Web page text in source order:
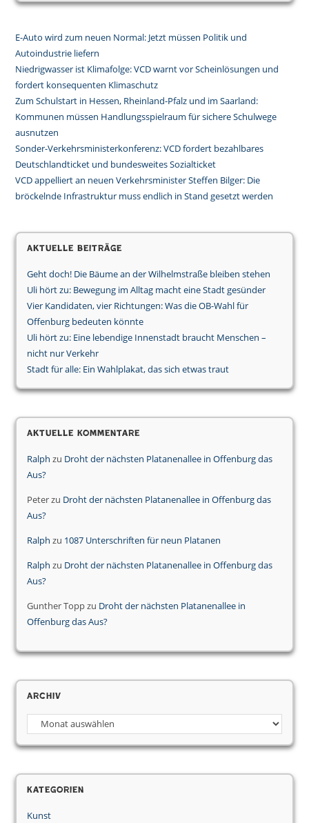
E-Auto wird zum neuen Normal: Jetzt müssen Politik und
Autoindustrie liefern
Niedrigwasser ist Klimafolge: VCD warnt vor Scheinlösungen und
fordert konsequenten Klimaschutz
Zum Schulstart in Hessen, Rheinland-Pfalz und im Saarland:
Kommunen müssen Handlungsspielraum für sichere Schulwege
ausnutzen
Sonder-Verkehrsministerkonferenz: VCD fordert bezahlbares
Deutschlandticket und bundesweites Sozialticket
VCD appelliert an neuen Verkehrsminister Steffen Bilger: Die
bröckelnde Infrastruktur muss endlich in Stand gesetzt werden
Aktuelle Beiträge
Geht doch! Die Bäume an der Wilhelmstraße bleiben stehen
Uli hört zu: Bewegung im Alltag macht eine Stadt gesünder
Vier Kandidaten, vier Richtungen: Was die OB-Wahl für
Offenburg bedeuten könnte
Uli hört zu: Eine lebendige Innenstadt braucht Menschen –
nicht nur Verkehr
Stadt für alle: Ein Wahlplakat, das sich etwas traut
Aktuelle Kommentare
Ralph zu Droht der nächsten Platanenallee in Offenburg das
Aus?
Peterzu Droht der nächsten Platanenallee in Offenburg das
Aus?
Ralph zu 1087 Unterschriften für neun Platanen
Ralph zu Droht der nächsten Platanenallee in Offenburg das
Aus?
Gunther Toppzu Droht der nächsten Platanenallee in
Offenburg das Aus?
Archiv
Kategorien
Kunst